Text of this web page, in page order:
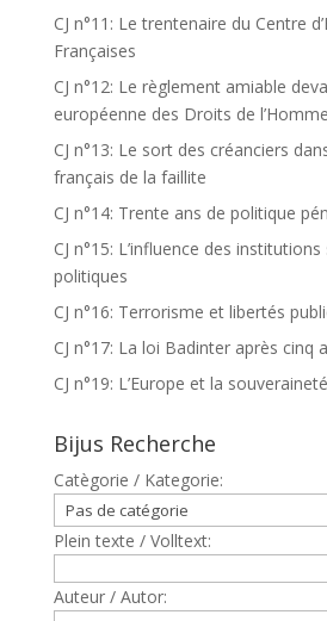
CJ n°11: Le trentenaire du Centre
Françaises
CJ n°12: Le règlement amiable
européenne des Droits de l’Homme
CJ n°13: Le sort des créanciers
français de la faillite
CJ n°14: Trente ans de politique
CJ n°15: L’influence des
politiques
CJ n°16: Terrorisme et libertés
CJ n°17: La loi Badinter après cinq
CJ n°19: L’Europe et la
Bijus Recherche
Catègorie / Kategorie:
Plein texte / Volltext:
Auteur / Autor: